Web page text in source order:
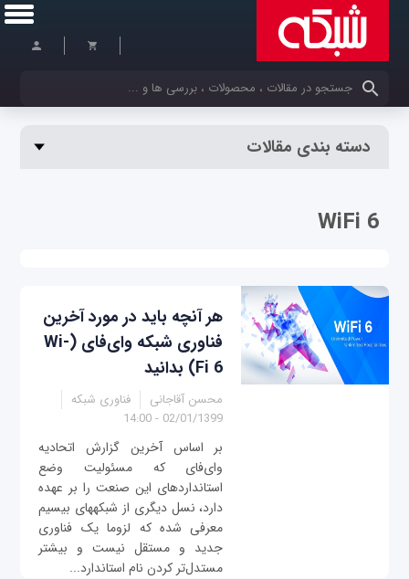
کلمات کلیدی خود را وارد کنید
دسته بندی مقالات
WiFi 6
هر آنچه باید در مورد آخرین
فناوری شبکه وای‌فای (Wi-
Fi 6) بدانید
محسن آقاجانی
فناوری شبکه
02/01/1399 - 14:00
بر اساس آخرین گزارش اتحادیه
وای‌فای که مسئولیت وضع
استانداردهای این صنعت را بر عهده
دارد، نسل دیگری از شبکههای بیسیم
معرفی شده که لزوما یک فناوری
جدید و مستقل نیست و بیشتر
مستدل‌تر کردن نام استاندارد...